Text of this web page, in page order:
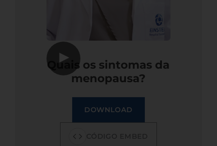
▶
Quais os sintomas da
menopausa?
DOWNLOAD